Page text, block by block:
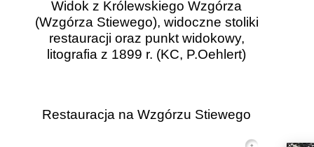
Widok z Królewskiego Wzgórza
(Wzgórza Stiewego), widoczne stoliki
restauracji oraz punkt widokowy,
litografia z 1899 r. (KC, P.Oehlert)
Restauracja na Wzgórzu Stiewego